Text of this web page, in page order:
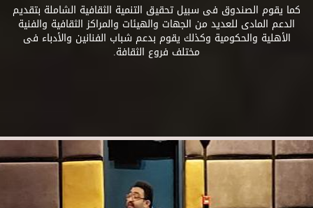
كما يقوم الصندوق فى سبيل تحقيق التنمية الثقافية الشاملة بتقديم
الدعم المادى للعديد من الجهات والهيئات والمراكز الثقافية والفنية
الأهلية والحكومية وكذلك يقوم بدعم شباب الفنانين والأدباء فى
مختلف فروع الثقافة.